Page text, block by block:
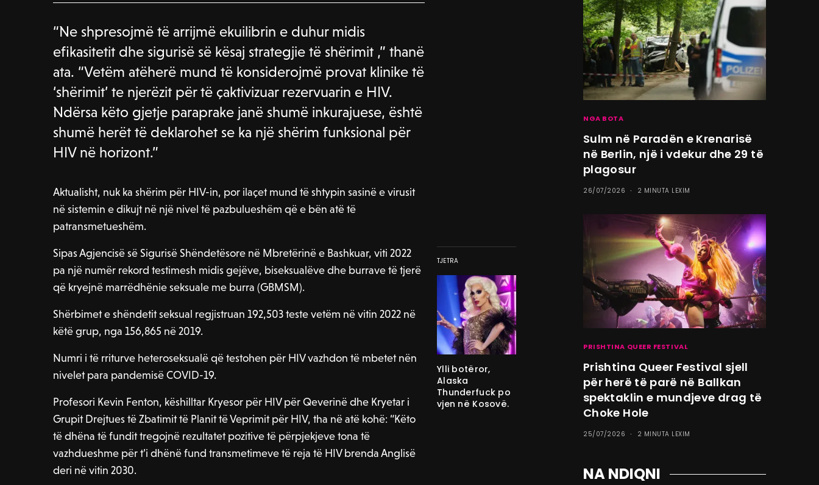
“Ne shpresojmë të arrijmë ekuilibrin e duhur midis
efikasitetit dhe sigurisë së kësaj strategjie të shërimit ,” thanë
ata. “Vetëm atëherë mund të konsiderojmë provat klinike të
‘shërimit’ te njerëzit për të çaktivizuar rezervuarin e HIV.
Ndërsa këto gjetje paraprake janë shumë inkurajuese, është
shumë herët të deklarohet se ka një shërim funksional për
HIV në horizont.”
Aktualisht, nuk ka shërim për HIV-in, por ilaçet mund të shtypin sasinë e virusit
në sistemin e dikujt në një nivel të pazbulueshëm që e bën atë të
patransmetueshëm.
Sipas Agjencisë së Sigurisë Shëndetësore në Mbretërinë e Bashkuar, viti 2022
pa një numër rekord testimesh midis gejëve, biseksualëve dhe burrave të tjerë
që kryejnë marrëdhënie seksuale me burra (GBMSM).
Shërbimet e shëndetit seksual regjistruan 192,503 teste vetëm në vitin 2022 në
këtë grup, nga 156,865 në 2019.
Numri i të rriturve heteroseksualë që testohen për HIV vazhdon të mbetet nën
nivelet para pandemisë COVID-19.
Profesori Kevin Fenton, këshilltar Kryesor për HIV për Qeverinë dhe Kryetar i
Grupit Drejtues të Zbatimit të Planit të Veprimit për HIV, tha në atë kohë: “Këto
të dhëna të fundit tregojnë rezultatet pozitive të përpjekjeve tona të
vazhdueshme për t’i dhënë fund transmetimeve të reja të HIV brenda Anglisë
deri në vitin 2030.
TJETRA
Ylli botëror,
Alaska
Thunderfuck po
vjen në Kosovë.
NGA BOTA
Sulm në Paradën e Krenarisë
në Berlin, një i vdekur dhe 29 të
plagosur
26/07/2026 2 MINUTA LEXIM
PRISHTINA QUEER FESTIVAL
Prishtina Queer Festival sjell
për herë të parë në Ballkan
spektaklin e mundjeve drag të
Choke Hole
25/07/2026 2 MINUTA LEXIM
NA NDIQNI